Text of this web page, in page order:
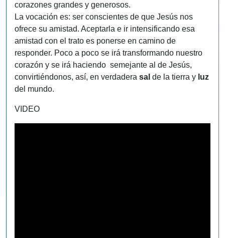
corazones grandes y generosos.
La vocación es: ser conscientes de que Jesús nos
ofrece su amistad. Aceptarla e ir intensificando esa
amistad con el trato es ponerse en camino de
responder. Poco a poco se irá transformando nuestro
corazón y se irá haciendo semejante al de Jesús,
convirtiéndonos, así, en verdadera sal de la tierra y luz
del mundo.
VIDEO